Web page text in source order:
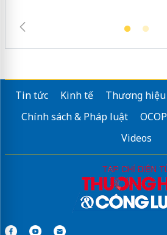
Tin tức Kinh tế Thương hiệu
Chính sách & Pháp luật
OCOP
Videos